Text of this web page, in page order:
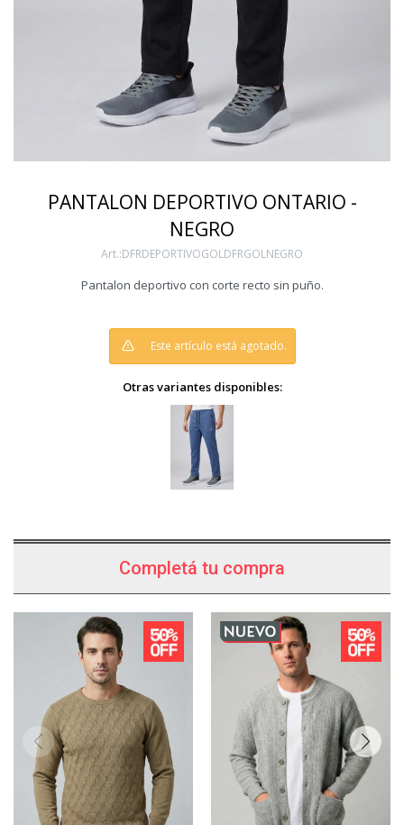
PANTALON DEPORTIVO ONTARIO -
NEGRO
DFRDEPORTIVOGOLDFRGOLNEGRO
Pantalon deportivo con corte recto sin puño.
Este artículo está agotado.
Otras variantes disponibles:
Completá tu compra